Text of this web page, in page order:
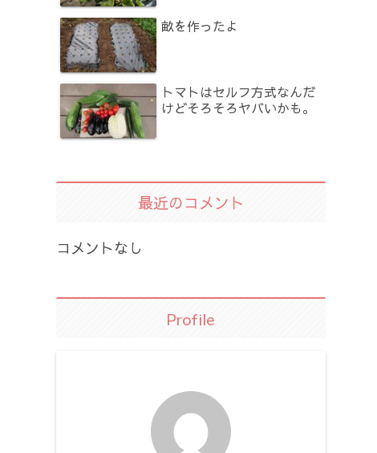
畝を作ったよ
トマトはセルフ方式なんだ
けどそろそろヤバいかも。
最近のコメント
コメントなし
Profile